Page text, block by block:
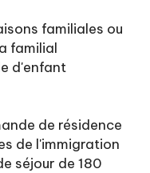
familiales ou
familial
d'enfant
de résidence
de l'immigration
séjour de 180